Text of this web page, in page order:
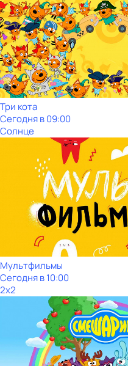
Три кота
Сегодня в 09:00
Солнце
Мультфильмы
Сегодня в 10:00
2x2